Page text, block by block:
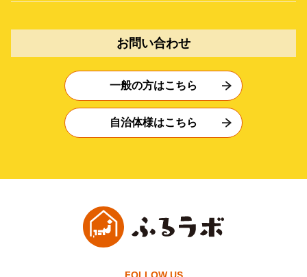
お問い合わせ
一般の方はこちら
自治体様はこちら